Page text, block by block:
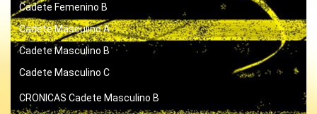
Cadete Femenino B
Cadete Masculino A
Cadete Masculino B
Cadete Masculino C
CRONICAS Cadete Masculino B